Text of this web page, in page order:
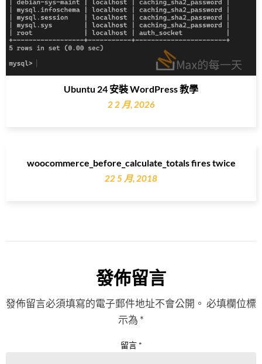
Ubuntu 24 安裝 WordPress 教學
2 2 月, 2026
woocommerce_before_calculate_totals fires twice
22 5 月, 2018
發佈留言
發佈留言必須填寫的電子郵件地址不會公開。 必填欄位標
示為 *
留言 *